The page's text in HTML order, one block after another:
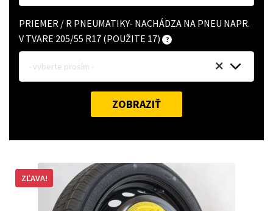
PRIEMER / R PNEUMATIKY- NACHÁDZA NA PNEU NAPR.
V TVARE 205/55 R17 (POUŽITE 17)
- vyberte prosím -
ZOBRAZIŤ
ZĽAVA!